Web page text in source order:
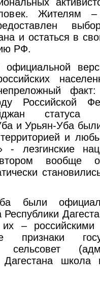
Жителям –
и остаться в
РФ.
Российской
статуса
и Урьян-Уба
и
- лезгинские
вообще
были
– российскими
признаки
Дагестана школа